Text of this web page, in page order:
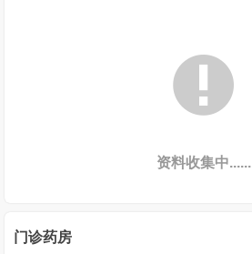

资料收集中......
门诊药房